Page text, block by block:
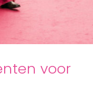
voor